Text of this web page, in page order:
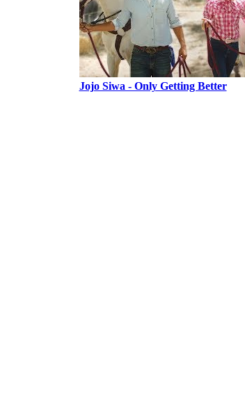
Jojo Siwa - Only Getting Better